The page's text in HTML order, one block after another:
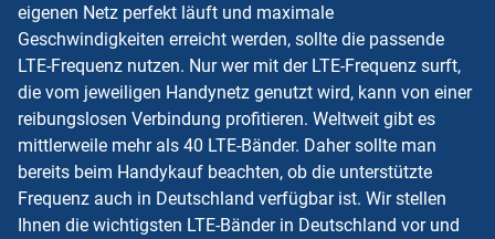
eigenen Netz perfekt läuft und maximale
Geschwindigkeiten erreicht werden, sollte die passende
LTE-Frequenz nutzen. Nur wer mit der LTE-Frequenz surft,
die vom jeweiligen Handynetz genutzt wird, kann von einer
reibungslosen Verbindung profitieren. Weltweit gibt es
mittlerweile mehr als 40 LTE-Bänder. Daher sollte man
bereits beim Handykauf beachten, ob die unterstützte
Frequenz auch in Deutschland verfügbar ist. Wir stellen
Ihnen die wichtigsten LTE-Bänder in Deutschland vor und